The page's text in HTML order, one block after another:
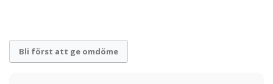
Bli först att ge omdöme